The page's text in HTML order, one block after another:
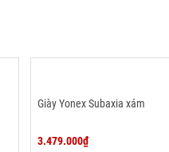
Giày Yonex Subaxia xám
3.479.000₫